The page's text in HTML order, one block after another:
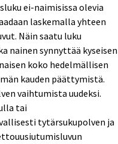
ei-naimisissa olevia
laskemalla yhteen
Näin saatu luku
nainen synnyttää kyseisen
koko hedelmällisen
kauden päättymistä.
vaihtumista uudeksi.
tai
tytärsukupolven ja